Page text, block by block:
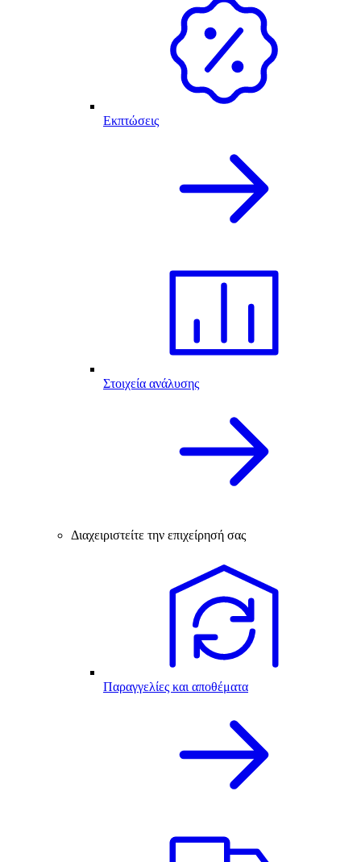
Εκπτώσεις
Στοιχεία ανάλυσης
Διαχειριστείτε την επιχείρησή σας
Παραγγελίες και αποθέματα